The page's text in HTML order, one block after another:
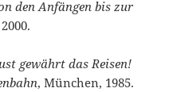
den Anfängen bis zur
gewährt das Reisen!
, München, 1985.